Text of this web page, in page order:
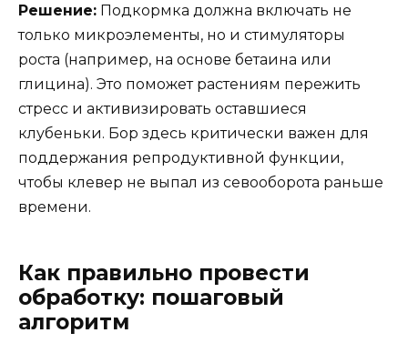
Решение: Подкормка должна включать не
только микроэлементы, но и стимуляторы
роста (например, на основе бетаина или
глицина). Это поможет растениям пережить
стресс и активизировать оставшиеся
клубеньки. Бор здесь критически важен для
поддержания репродуктивной функции,
чтобы клевер не выпал из севооборота раньше
времени.
Как правильно провести
обработку: пошаговый
алгоритм